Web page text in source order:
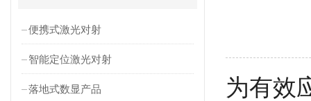
便携式激光对射
智能定位激光对射
落地式数显产品
为有效